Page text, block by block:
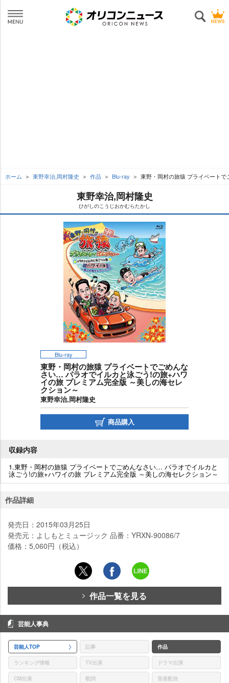
ホーム 東野幸治,岡村隆史 作品 Blu-ray 東野・岡村の旅猿 プライベート
東野幸治,岡村隆史
ひがしのこうじおかむらたかし
Blu-ray
東野・岡村の旅猿 プライベートでごめんな
さい… パラオでイルカと泳ごう!の旅+ハワ
イの旅 プレミアム完全版 ～美しの海セレ
クション～
東野幸治,岡村隆史
商品購入
収録内容
1.東野・岡村の旅猿 プライベートでごめんなさい… パラオでイルカと
泳ごう!の旅+ハワイの旅 プレミアム完全版 ～美しの海セレクション～
作品詳細
発売日：2015年03月25日
発売元：よしもとミュージック 品番：YRXN-90086/7
価格：5,060円（税込）
作品一覧を見る
芸能人事典
芸能人TOP 記事 作品
ランキング情報 TV出演 ドラマ出演
CM出演 歌詞 音楽配信